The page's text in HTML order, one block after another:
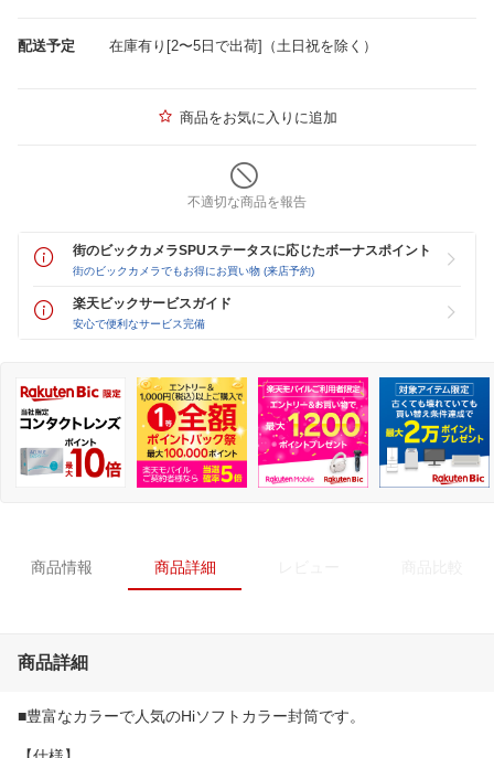
配送予定 在庫有り[2〜5日で出荷]（土日祝を除く）
商品をお気に入りに追加
不適切な商品を報告
街のビックカメラSPUステータスに応じたボーナスポイント
街のビックカメラでもお得にお買い物 (来店予約)
楽天ビックサービスガイド
安心で便利なサービス完備
商品情報 商品詳細
商品詳細
■豊富なカラーで人気のHiソフトカラー封筒です。